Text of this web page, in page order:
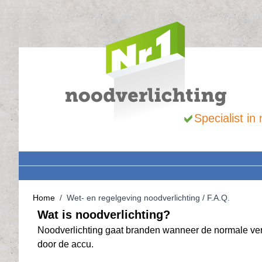
Ga naar de inhoud
Specialist
Home / Wet- en regelgeving noodverlichting / F.A.Q.
Wat is noodverlichting?
Noodverlichting gaat branden wanneer de normale
door de accu.